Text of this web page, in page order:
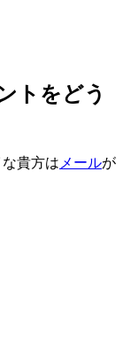
トをどう
貴方は メールが